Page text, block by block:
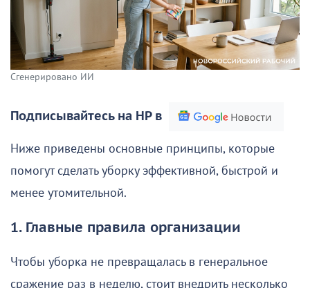
Сгенерировано ИИ
Подписывайтесь на НР в
Ниже приведены основные принципы, которые
помогут сделать уборку эффективной, быстрой и
менее утомительной.
1. Главные правила организации
Чтобы уборка не превращалась в генеральное
сражение раз в неделю, стоит внедрить несколько